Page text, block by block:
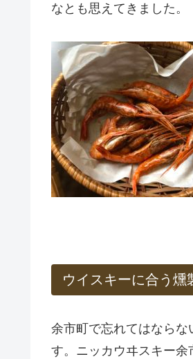
なとも思えてきました。
ウイスキーに合う燻
余市町で忘れてはなら
す。ニッカウヰスキー余